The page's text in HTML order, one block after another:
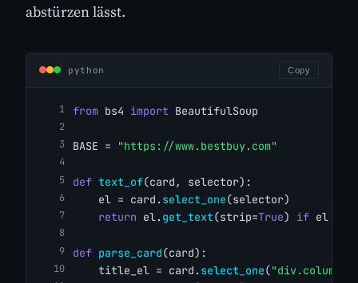
abstürzen lässt.
python Copy
from bs4 import BeautifulSoup
BASE = "https://www.bestbuy.com"
def text_of(card, selector):
    el = card.
select_one(selector)
return el. get_text(strip=True) if el
def parse_card(card):
    title_el = card.
select_one("div.column-